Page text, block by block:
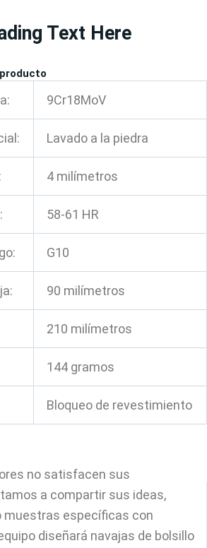
Text Here
9Cr18MoV
Lavado a la piedra
4 milímetros
58-61 HR
G10
90 milímetros
210 milímetros
144 gramos
Bloqueo de revestimiento
no satisfacen sus
a compartir sus ideas,
muestras específicas con
diseñará navajas de bolsillo